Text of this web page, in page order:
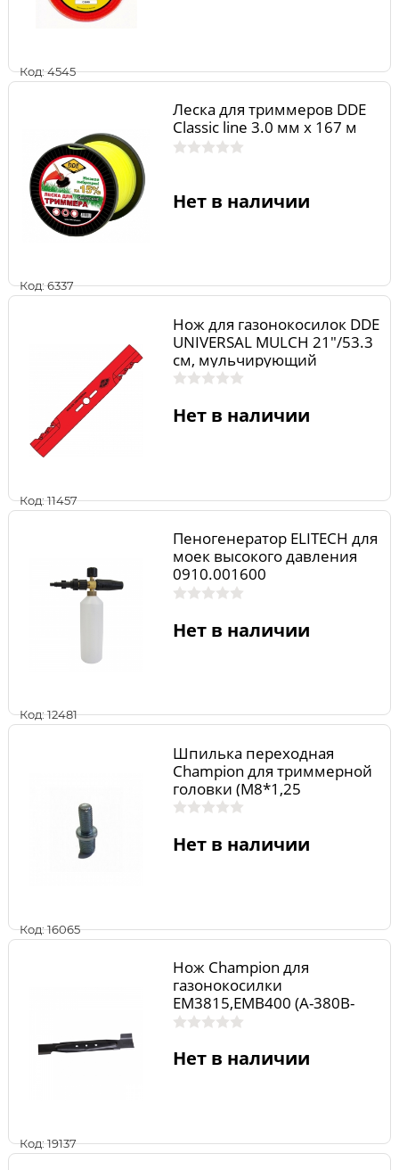
Код: 4545
Код: 6337
Леска для триммеров DDE
Classic line 3.0 мм х 167 м
Нет в наличии
Код: 11457
Нож для газонокосилок DDE
UNIVERSAL MULCH 21"/53.3
см, мульчирующий
Нет в наличии
Код: 12481
Пеногенератор ELITECH для
моек высокого давления
0910.001600
Нет в наличии
Код: 16065
Шпилька переходная
Champion для триммерной
головки (М8*1,25
правая)/(М8*1,25 правая)
Нет в наличии
Код: 19137
Нож Champion для
газонокосилки
EM3815,EMB400 (A-380B-
9,2x7,6C-75D-2,5/50E-8,1)
Нет в наличии